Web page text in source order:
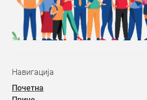
Навигација
Почетна